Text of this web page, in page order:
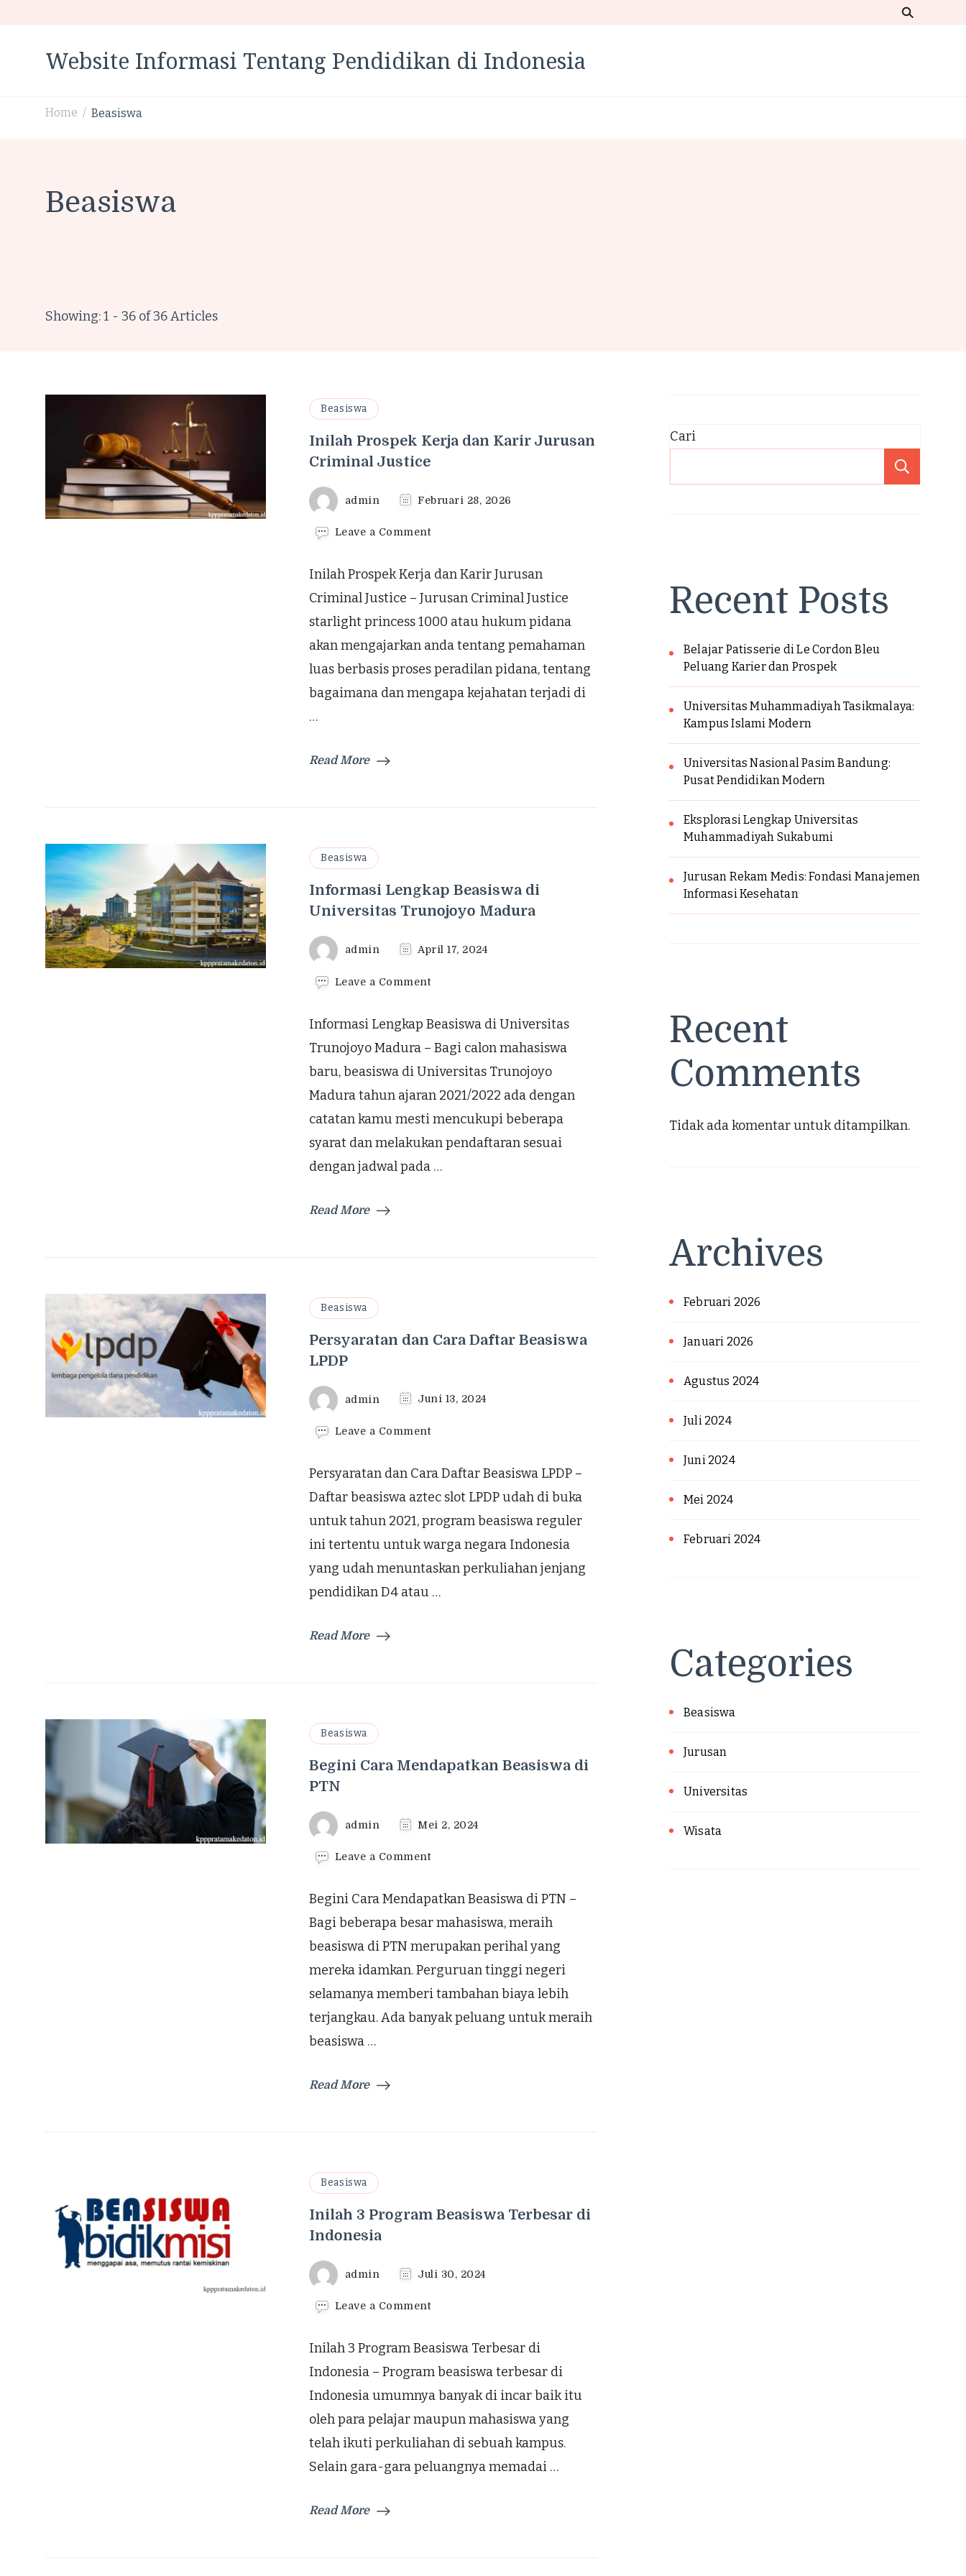
Website Informasi Tentang Pendidikan di Indonesia
Home / Beasiswa
Beasiswa
Showing: 1 - 36 of 36 Articles
Beasiswa
Inilah Prospek Kerja dan Karir Jurusan
Criminal Justice
admin Februari 28, 2026
Leave a Commenton
Kerja
Jurusan
Criminal
Justice
Inilah Prospek Kerja dan Karir Jurusan
Criminal Justice – Jurusan Criminal Justice
starlight princess 1000 atau hukum pidana
akan mengajarkan anda tentang pemahaman
luas berbasis proses peradilan pidana, tentang
bagaimana dan mengapa kejahatan terjadi di
…
Read More
Beasiswa
Informasi Lengkap Beasiswa di
Universitas Trunojoyo Madura
admin April 17, 2024
Leave a Commenton
Beasiswa
di
Universitas
Trunojoyo
Madura
Informasi Lengkap Beasiswa di Universitas
Trunojoyo Madura – Bagi calon mahasiswa
baru, beasiswa di Universitas Trunojoyo
Madura tahun ajaran 2021/2022 ada dengan
catatan kamu mesti mencukupi beberapa
syarat dan melakukan pendaftaran sesuai
dengan jadwal pada …
Read More
Beasiswa
Persyaratan dan Cara Daftar Beasiswa
LPDP
admin Juni 13, 2024
Leave a Commenton
Cara
Daftar
LPDP
Persyaratan dan Cara Daftar Beasiswa LPDP –
Daftar beasiswa aztec slot LPDP udah di buka
untuk tahun 2021, program beasiswa reguler
ini tertentu untuk warga negara Indonesia
yang udah menuntaskan perkuliahan jenjang
pendidikan D4 atau …
Read More
Beasiswa
Begini Cara Mendapatkan Beasiswa di
PTN
admin Mei 2, 2024
Leave a Commenton
Mendapatkan
Beasiswa
PTN
Begini Cara Mendapatkan Beasiswa di PTN –
Bagi beberapa besar mahasiswa, meraih
beasiswa di PTN merupakan perihal yang
mereka idamkan. Perguruan tinggi negeri
selamanya memberi tambahan biaya lebih
terjangkau. Ada banyak peluang untuk meraih
beasiswa …
Read More
Beasiswa
Inilah 3 Program Beasiswa Terbesar di
Indonesia
admin Juli 30, 2024
Leave a Commenton
Program
Beasiswa
di
Inilah 3 Program Beasiswa Terbesar di
Indonesia – Program beasiswa terbesar di
Indonesia umumnya banyak di incar baik itu
oleh para pelajar maupun mahasiswa yang
telah ikuti perkuliahan di sebuah kampus.
Selain gara-gara peluangnya memadai …
Read More
Cari
Recent Posts
Belajar Patisserie di Le Cordon Bleu
Peluang Karier dan Prospek
Universitas Muhammadiyah Tasikmalaya:
Kampus Islami Modern
Universitas Nasional Pasim Bandung:
Pusat Pendidikan Modern
Eksplorasi Lengkap Universitas
Muhammadiyah Sukabumi
Jurusan Rekam Medis: Fondasi Manajemen
Informasi Kesehatan
Recent
Comments
Tidak ada komentar untuk ditampilkan.
Archives
Februari 2026
Januari 2026
Agustus 2024
Juli 2024
Juni 2024
Mei 2024
Februari 2024
Categories
Beasiswa
Jurusan
Universitas
Wisata